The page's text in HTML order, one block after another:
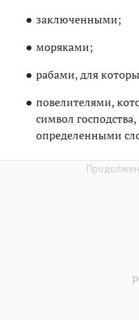
заключенными;
моряками;
рабами, для
повелителями,
символ
определенными